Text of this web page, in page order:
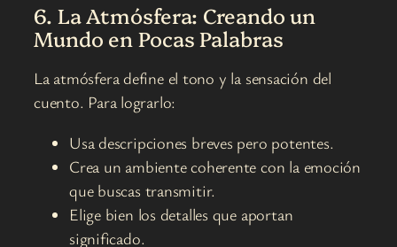
6. La Atmósfera: Creando un
Mundo en Pocas Palabras
La atmósfera define el tono y la sensación del
cuento. Para lograrlo:
Usa descripciones breves pero potentes.
Crea un ambiente coherente con la emoción
que buscas transmitir.
Elige bien los detalles que aportan
significado.